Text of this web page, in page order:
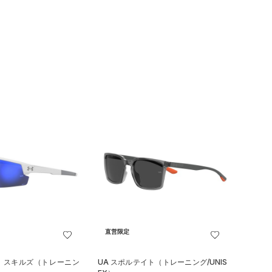
スキルズ（トレーニン
直営限定
UA スポルテイト（トレーニング/UNIS